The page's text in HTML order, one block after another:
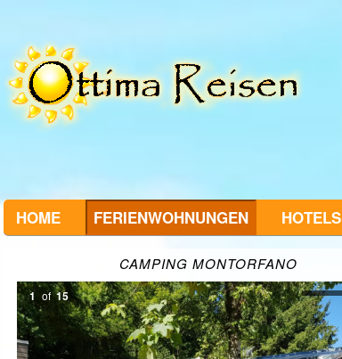
HOME FERIENWOHNUNGEN HOTELS
CAMPING MONTORFANO
1 of 15